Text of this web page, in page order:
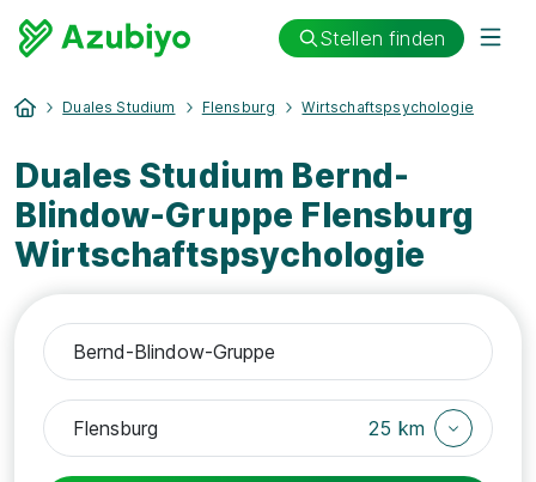
Stellen finden
Duales Studium Flensburg Wirtschaftspsychologie
Duales Studium Bernd-
Blindow-Gruppe Flensburg
Wirtschaftspsychologie
25 km